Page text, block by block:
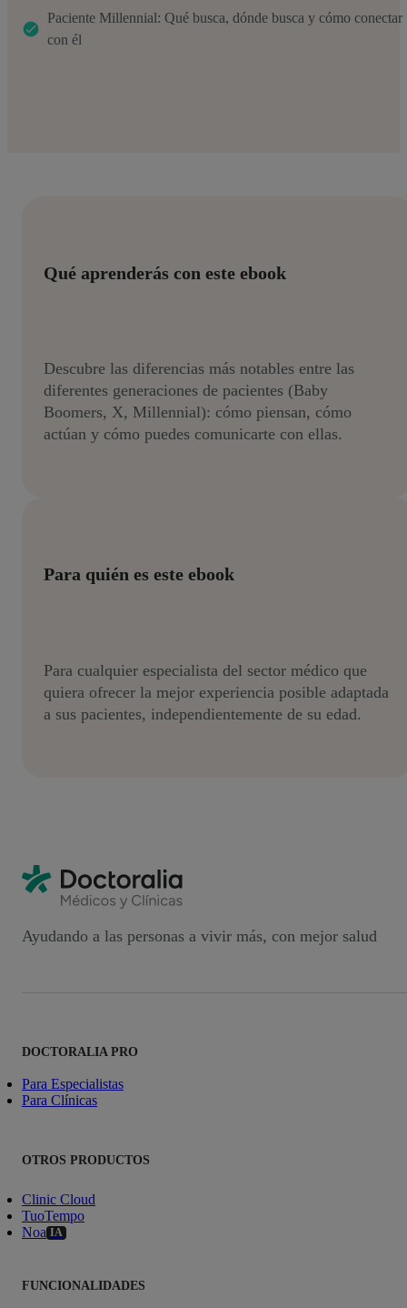
Paciente Millennial: Qué busca, dónde busca y cómo conectar
con él
Qué aprenderás con este ebook
Descubre las diferencias más notables entre las
diferentes generaciones de pacientes (Baby
Boomers, X, Millennial): cómo piensan, cómo
actúan y cómo puedes comunicarte con ellas.
Para quién es este ebook
Para cualquier especialista del sector médico que
quiera ofrecer la mejor experiencia posible adaptada
a sus pacientes, independientemente de su edad.
Ayudando a las personas a vivir más, con mejor salud
DOCTORALIA PRO
Para Especialistas
Para Clínicas
OTROS PRODUCTOS
Clinic Cloud
TuoTempo
Noa IA
FUNCIONALIDADES